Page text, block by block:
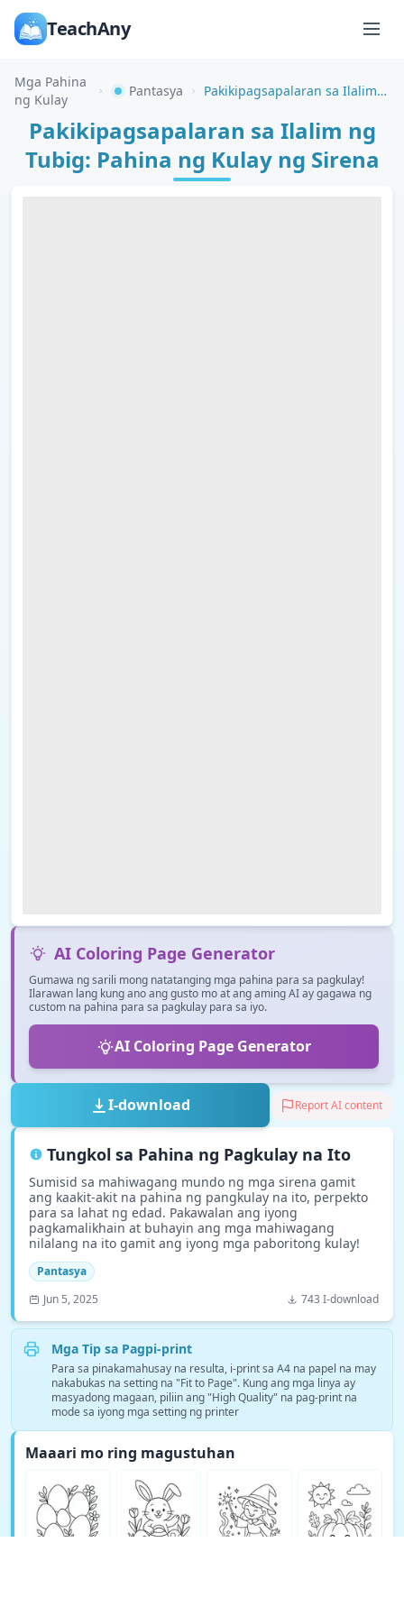
TeachAny
Mga Pahina
ng Kulay
Pantasya Pakikipagsapalaran sa Ilalim ng Tubig: Pahina ng Kulay ng Sirena
Pakikipagsapalaran sa Ilalim ng
Tubig: Pahina ng Kulay ng Sirena
AI Coloring Page Generator
Gumawa ng sarili mong natatanging mga pahina para sa pagkulay!
Ilarawan lang kung ano ang gusto mo at ang aming AI ay gagawa ng
custom na pahina para sa pagkulay para sa iyo.
AI Coloring Page Generator
I-download Report AI content
Tungkol sa Pahina ng Pagkulay na Ito
Sumisid sa mahiwagang mundo ng mga sirena gamit
ang kaakit-akit na pahina ng pangkulay na ito, perpekto
para sa lahat ng edad. Pakawalan ang iyong
pagkamalikhain at buhayin ang mga mahiwagang
nilalang na ito gamit ang iyong mga paboritong kulay!
Pantasya
Jun 5, 2025
743 I-download
Mga Tip sa Pagpi-print
Para sa pinakamahusay na resulta, i-print sa A4 na papel na may
nakabukas na setting na "Fit to Page". Kung ang mga linya ay
masyadong magaan, piliin ang "High Quality" na pag-print na
mode sa iyong mga setting ng printer
Maaari mo ring magustuhan